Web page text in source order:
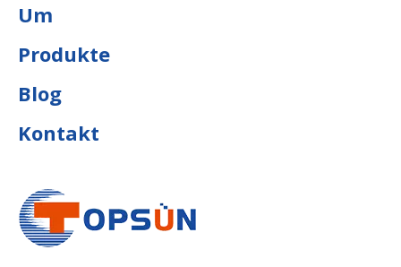
Um
Produkte
Blog
Kontakt